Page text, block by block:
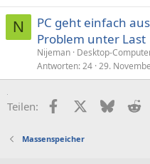
N
PC geht einfach
Problem unter Last
Nijeman Desktop-
Antworten 24 29.
Teilen: FacebookX (Twitter)
Bluesky
Massenspeicher